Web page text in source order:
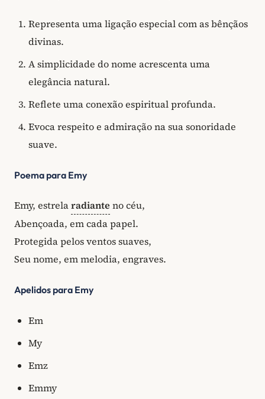
Representa uma ligação especial com as bênçãos
divinas.
A simplicidade do nome acrescenta uma
elegância natural.
Reflete uma conexão espiritual profunda.
Evoca respeito e admiração na sua sonoridade
suave.
Poema para Emy
Emy, estrelaradiante no céu,
Abençoada, em cada papel.
Protegida pelos ventos suaves,
Seu nome, em melodia, engraves.
Apelidos para Emy
Em
My
Emz
Emmy